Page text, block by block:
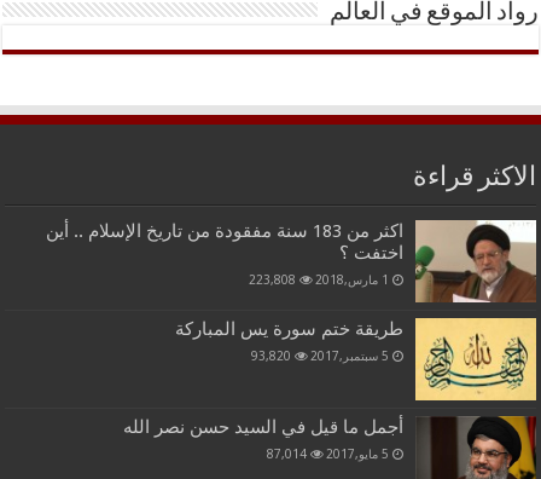
رواد الموقع في العالم
الاكثر قراءة
اكثر من 183 سنة مفقودة من تاريخ الإسلام .. أين
اختفت ؟
1 مارس,2018 223,808
طريقة ختم سورة يس المباركة
5 سبتمبر,2017 93,820
أجمل ما قيل في السيد حسن نصر الله
5 مايو,2017 87,014